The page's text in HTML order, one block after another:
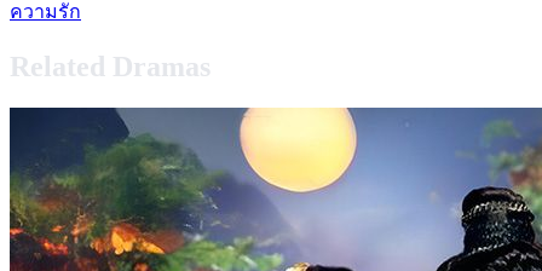
ความรัก
Related Dramas